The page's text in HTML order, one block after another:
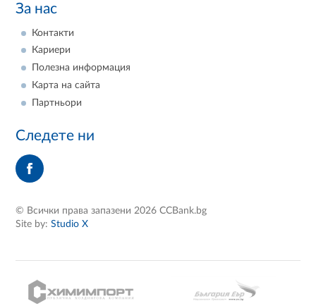
За нас
Контакти
Кариери
Полезна информация
Карта на сайта
Партньори
Следете ни
© Всички права запазени 2026 CCBank.bg
Site by:Studio X